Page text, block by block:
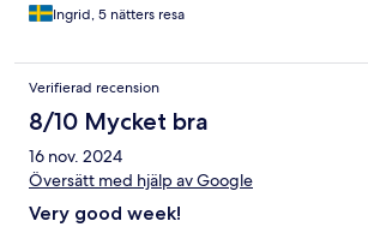
Ingrid, 5 nätters resa
Verifierad recension
8/10 Mycket bra
16 nov. 2024
Översätt med hjälp av Google
Very good week!